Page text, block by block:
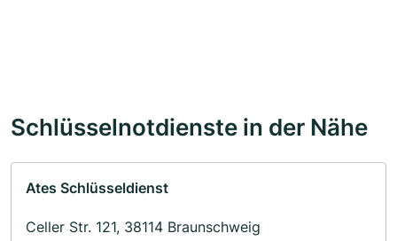
Schlüsselnotdienste in der Nähe
Ates Schlüsseldienst
Celler Str. 121, 38114 Braunschweig